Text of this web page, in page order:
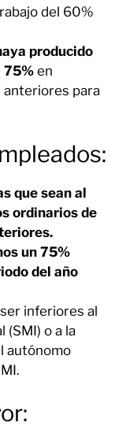
del 60%
producido
75% en
anteriores para
que sean al
ordinarios de
un 75%
del año
inferiores al
(SMI) o a la
autónomo